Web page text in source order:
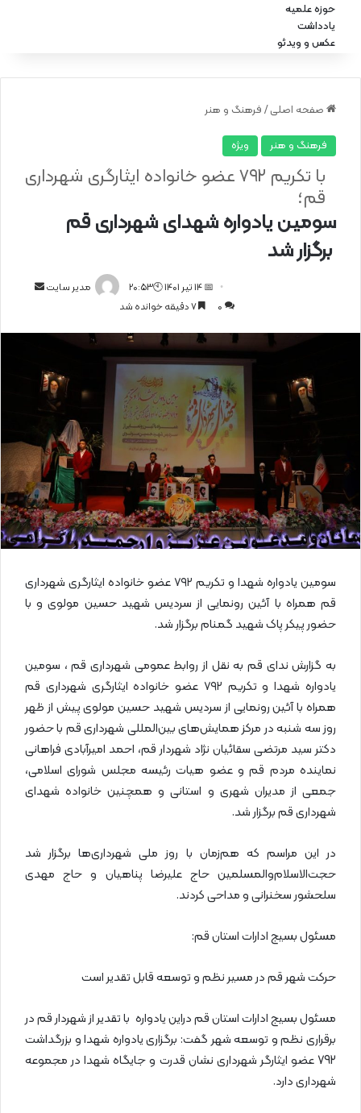
حوزه علمیه
یادداشت
عکس و ویدئو
صفحه اصلی / فرهنگ و هنر
فرهنگ و هنر ویژه
سومین یادواره شهدای شهرداری قم
برگزار شد
با تکریم ۷۹۲ عضو خانواده ایثارگری شهرداری
قم؛
مدیر سایت
ی
ل
📅 14 تیر 1401 🕙20:53
0
سومین يادواره شهدا و تکریم ۷۹۲ عضو خانواده ایثارگری شهرداری
قم همراه با آئین رونمایی از سردیس شهید حسین مولوی و با
حضور پیکر پاک شهید گمنام برگزار شد.
به گزارش ندای قم به نقل از روابط عمومی شهرداری قم ، سومین
یادواره شهدا و تکریم ۷۹۲ عضو خانواده ایثارگری شهرداری قم
همراه با آئین رونمایی از سردیس شهید حسین مولوی پیش از ظهر
روز سه شنبه در مرکز همایش‌های بین‌المللی شهرداری قم با حضور
دکتر سید مرتضی سقائیان نژاد شهردار قم، احمد امیرآبادی فراهانی
نماینده مردم قم و عضو هیات رئیسه مجلس شورای اسلامی،
جمعی از مدیران شهری و استانی و همچنین خانواده شهدای
شهرداری قم برگزار شد.
در این مراسم که هم‌زمان با روز ملی شهرداری‌ها برگزار شد
حجت‌الاسلام‌والمسلمین حاج علیرضا پناهیان و حاج مهدی
سلحشور سخنرانی و مداحی کردند.
مسئول بسیج ادارات استان قم:
حرکت شهر قم در مسیر نظم و توسعه قابل تقدیر است
مسئول بسیج ادارات استان قم دراین یادواره با تقدیر از شهردار قم در
برقراری نظم و توسعه شهر گفت: برگزاری یادواره شهدا و بزرگداشت
792 عضو ایثارگر شهرداری نشان قدرت و جایگاه شهدا در مجموعه
شهرداری دارد.